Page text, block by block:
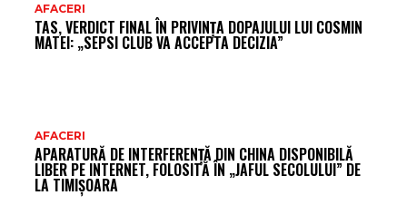
AFACERI
TAS, VERDICT FINAL ÎN PRIVINȚA DOPAJULUI LUI COSMIN
MATEI: „SEPSI CLUB VA ACCEPTA DECIZIA”
AFACERI
APARATURĂ DE INTERFERENȚĂ DIN CHINA DISPONIBILĂ
LIBER PE INTERNET, FOLOSITĂ ÎN „JAFUL SECOLULUI” DE
LA TIMIȘOARA